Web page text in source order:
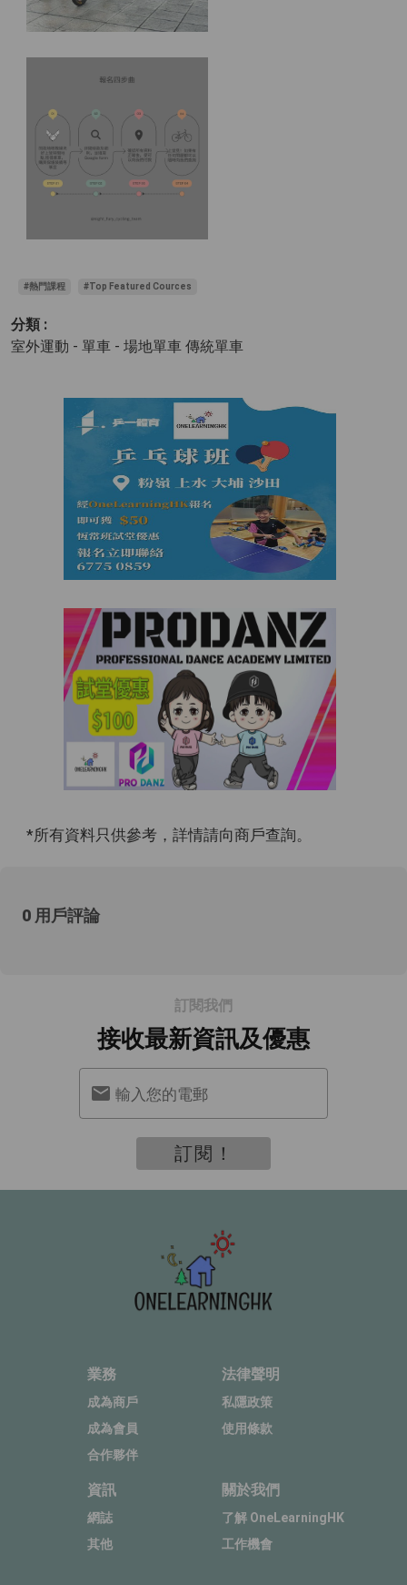
#熱門課程 #Top Featured Cources
分類 :
室外運動 - 單車 - 場地單車 傳統單車
*所有資料只供參考，詳情請向商戶查詢。
0 用戶評論
訂閱我們
接收最新資訊及優惠
輸入您的電郵
訂閱！
業務
成為商戶
成為會員
合作夥伴
法律聲明
私隱政策
使用條款
資訊
網誌
其他
關於我們
了解 OneLearningHK
工作機會